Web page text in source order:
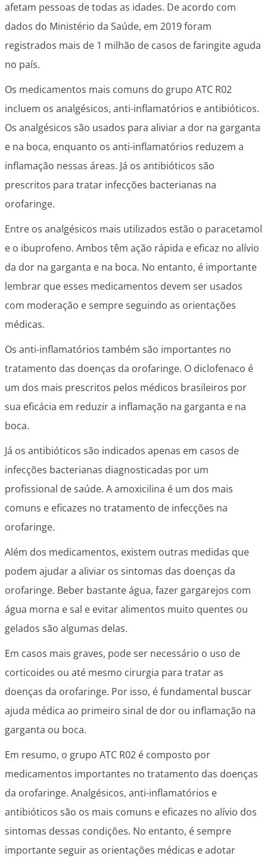
afetam pessoas de todas as idades. De acordo com
dados do Ministério da Saúde, em 2019 foram
registrados mais de 1 milhão de casos de faringite aguda
no país.
Os medicamentos mais comuns do grupo ATC R02
incluem os analgésicos, anti-inflamatórios e antibióticos.
Os analgésicos são usados para aliviar a dor na garganta
e na boca, enquanto os anti-inflamatórios reduzem a
inflamação nessas áreas. Já os antibióticos são
prescritos para tratar infecções bacterianas na
orofaringe.
Entre os analgésicos mais utilizados estão o paracetamol
e o ibuprofeno. Ambos têm ação rápida e eficaz no alívio
da dor na garganta e na boca. No entanto, é importante
lembrar que esses medicamentos devem ser usados
com moderação e sempre seguindo as orientações
médicas.
Os anti-inflamatórios também são importantes no
tratamento das doenças da orofaringe. O diclofenaco é
um dos mais prescritos pelos médicos brasileiros por
sua eficácia em reduzir a inflamação na garganta e na
boca.
Já os antibióticos são indicados apenas em casos de
infecções bacterianas diagnosticadas por um
profissional de saúde. A amoxicilina é um dos mais
comuns e eficazes no tratamento de infecções na
orofaringe.
Além dos medicamentos, existem outras medidas que
podem ajudar a aliviar os sintomas das doenças da
orofaringe. Beber bastante água, fazer gargarejos com
água morna e sal e evitar alimentos muito quentes ou
gelados são algumas delas.
Em casos mais graves, pode ser necessário o uso de
corticoides ou até mesmo cirurgia para tratar as
doenças da orofaringe. Por isso, é fundamental buscar
ajuda médica ao primeiro sinal de dor ou inflamação na
garganta ou boca.
Em resumo, o grupo ATC R02 é composto por
medicamentos importantes no tratamento das doenças
da orofaringe. Analgésicos, anti-inflamatórios e
antibióticos são os mais comuns e eficazes no alívio dos
sintomas dessas condições. No entanto, é sempre
importante seguir as orientações médicas e adotar